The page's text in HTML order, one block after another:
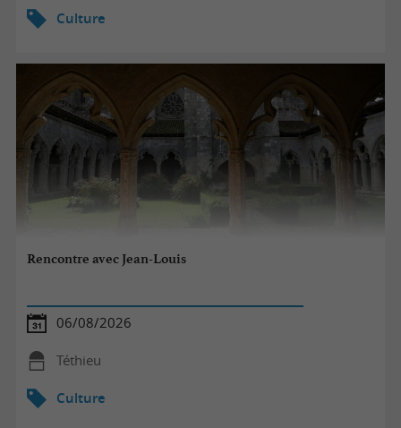
Culture
Rencontre avec Jean-Louis
06/08/2026
Téthieu
Culture